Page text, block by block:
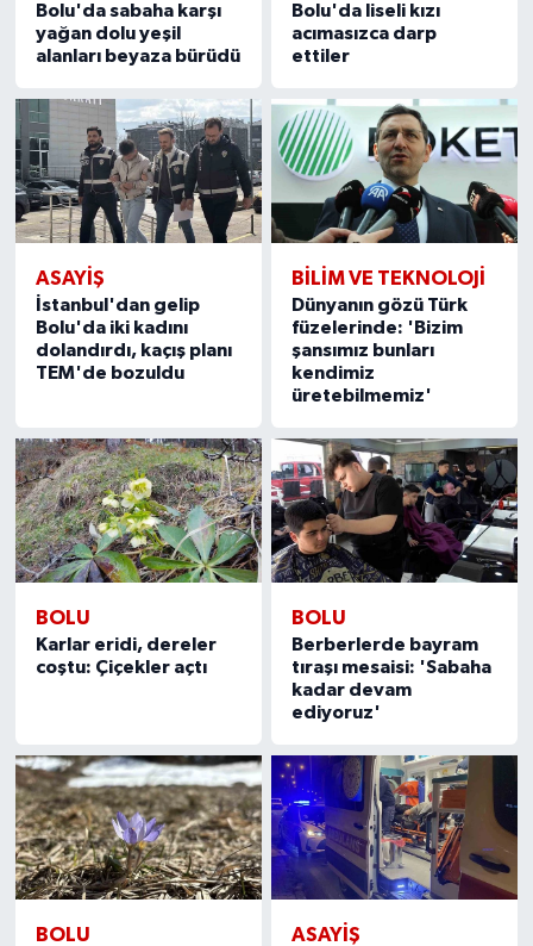
Bolu'da sabaha karşı
yağan dolu yeşil
alanları beyaza bürüdü
Bolu'da liseli kızı
acımasızca darp
ettiler
ASAYIŞ
İstanbul'dan gelip
Bolu'da iki kadını
dolandırdı, kaçış planı
TEM'de bozuldu
BILIM VE TEKNOLOJI
Dünyanın gözü Türk
füzelerinde: 'Bizim
şansımız bunları
kendimiz
üretebilmemiz'
BOLU
Karlar eridi, dereler
coştu: Çiçekler açtı
BOLU
Berberlerde bayram
tıraşı mesaisi: 'Sabaha
kadar devam
ediyoruz'
BOLU ASAYIŞ